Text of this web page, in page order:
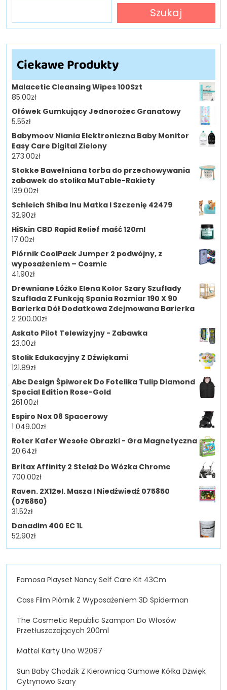
Szukaj
Ciekawe Produkty
Malacetic Cleansing Wipes 100Szt
85.00zł
Ołówek Gumkujący Jednorożec Granatowy
5.55zł
Babymoov Niania Elektroniczna Baby Monitor
Easy Care Digital Zielony
273.00zł
Stokke Bawełniana torba do przechowywania
zabawek do stolika MuTable-Rakiety
139.00zł
Schleich Shiba Inu Matka I Szczenię 42479
32.90zł
HiSkin CBD Rapid Relief maść 120ml
17.00zł
Piórnik CoolPack Jumper 2 podwójny, z
wyposażeniem – Cosmic
41.90zł
Drewniane Łóżko Elena Kolor Szary Szuflady
Szuflada Z Funkcją Spania Rozmiar 190 X 90
Barierka Dół Dodatkowa Zdejmowana Barierka
2 200.00zł
Askato Pilot Telewizyjny - Zabawka
23.00zł
Stolik Edukacyjny Z Dźwiękami
121.89zł
Abc Design Śpiworek Do Fotelika Tulip Diamond
Special Edition Rose-Gold
261.00zł
Espiro Nox 08 Spacerowy
1 049.00zł
Roter Kafer Wesołe Obrazki - Gra Magnetyczna
20.64zł
Britax Affinity 2 Stelaż Do Wózka Chrome
700.00zł
Raven. 2X12el. Masza I Niedźwiedź 075850
(075850)
31.52zł
Danadim 400 EC 1L
52.90zł
Famosa Playset Nancy Self Care Kit 43Cm
Cass Film Piórnik Z Wyposażeniem 3D Spiderman
The Cosmetic Republic Szampon Do Włosów
Przetłuszczających 200ml
Mattel Karty Uno W2087
Sun Baby Chodzik Z Kierownicą Gumowe Kółka Dżwięk
Cytrynowo Szary